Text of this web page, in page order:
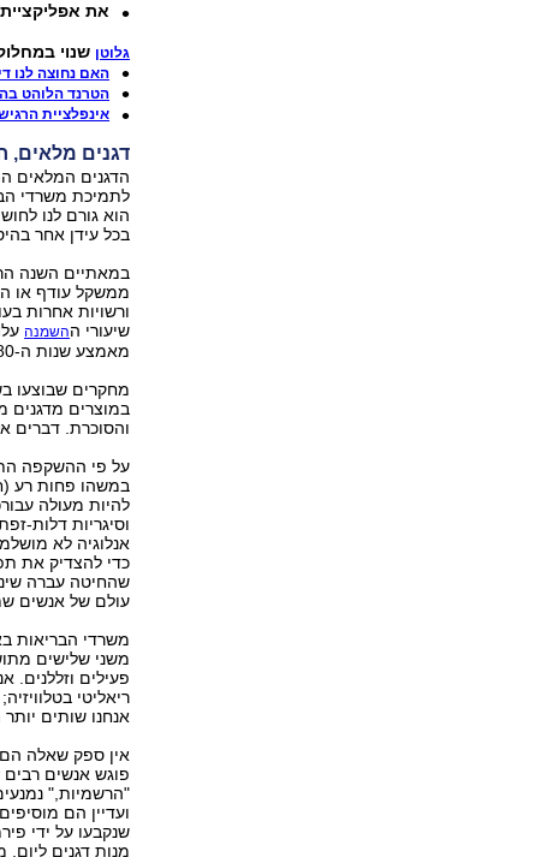
את
גלוטן שנוי
האם נחוצה לנו
הטרנד הלוהט
אינפלציית
דגנים מלאים,
הדגנים המלאים
לתמיכת משרדי
הוא גורם לנו
בכל עידן אחר
במאתיים השנה
ממשקל עודף או
ורשויות אחרות
שיעורי ההשמנה
מאמצע שנות ה-80.
במוצרים מדגנים
והסוכרת. דברים
על פי ההשקפה
במשהו פחות רע
להיות מעולה
וסיגריות דלות-
אנלוגיה לא
כדי להצדיק את
שהחיטה עברה
עולם של אנשים
משרדי הבריאות
משני שלישים
פעילים וזללנים.
ריאליטי
אנחנו שותים
אין ספק שאלה הם
פוגש אנשים
"הרשמיות,"
ועדיין הם
מנות דגנים